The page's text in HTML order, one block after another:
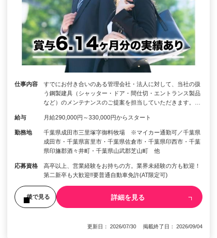
仕事内容
すでにお付き合いのある管理会社・法人に対して、当社の扱
う鋼製建具（シャッター・ドア・間仕切・エントランス製品
など）のメンテナンスのご提案を担当していただきます。…
給与 月給290,000円～330,000円からスタート
勤務地
千葉県成田市三里塚字御料牧場 ※マイカー通勤可／千葉県
成田市・千葉県富里市・千葉県佐倉市・千葉県印西市・千葉
県印旛郡酒々井町・千葉県山武郡芝山町 他
応募資格
高卒以上、営業経験をお持ちの方。業界未経験の方も歓迎！
第二新卒も大歓迎‼要普通自動車免許(AT限定可)
後で見る 詳細を見る
更新日： 2026/07/30 掲載終了日： 2026/09/04